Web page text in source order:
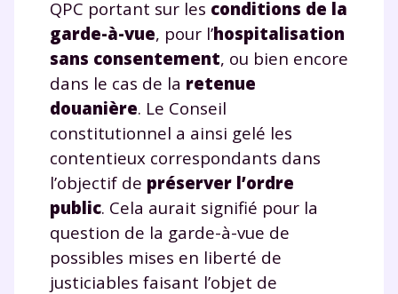
QPC portant sur les conditions de la
garde-à-vue, pour l’hospitalisation
sans consentement, ou bien encore
dans le cas de la retenue
douanière. Le Conseil
constitutionnel a ainsi gelé les
contentieux correspondants dans
l’objectif de préserver l’ordre
public. Cela aurait signifié pour la
question de la garde-à-vue de
possibles mises en liberté de
justiciables faisant l’objet de